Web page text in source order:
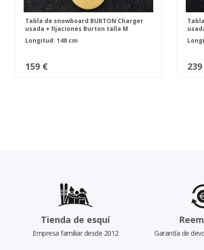
Tabla de snowboard BURTON Charger
usada + fijaciones Burton talla M
Longitud: 148 cm
159 €
Tienda de esquí
Empresa familiar desde 2012 Garantía de